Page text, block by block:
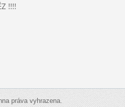
!!!!
práva vyhrazena.